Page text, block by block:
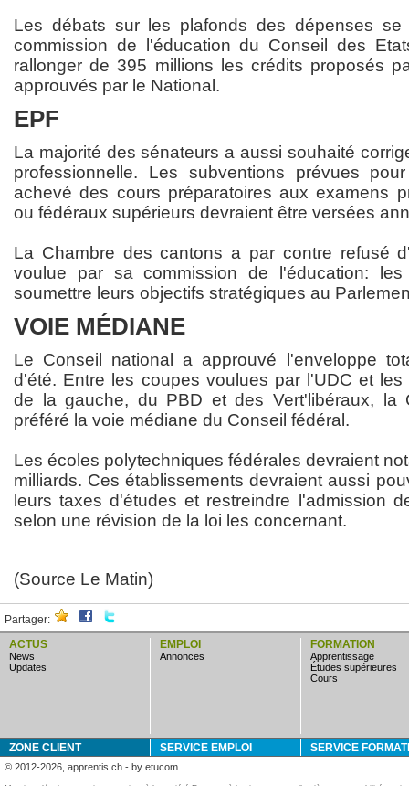
Les débats sur les plafonds des dépenses se
commission de l'éducation du Conseil des
rallonger de 395 millions les crédits proposés
approuvés par le National.
EPF
La majorité des sénateurs a aussi souhaité
professionnelle. Les subventions prévues
achevé des cours préparatoires aux examens
ou fédéraux supérieurs devraient être versées
La Chambre des cantons a par contre refusé
voulue par sa commission de l'éducation:
soumettre leurs objectifs stratégiques au
VOIE MÉDIANE
Le Conseil national a approuvé l'enveloppe
d'été. Entre les coupes voulues par l'UDC et
de la gauche, du PBD et des Vert'libéraux, la
préféré la voie médiane du Conseil fédéral.
Les écoles polytechniques fédérales devraient
milliards. Ces établissements devraient aussi
leurs taxes d'études et restreindre l'admission
selon une révision de la loi les concernant.
(Source Le Matin)
Partager:
ACTUS
news
updates
EMPLOI
annonces
FORMATION
apprentissage
études supérieures
cours
ZONE CLIENT SERVICE EMPLOI SERVICE
© 2012-2026, apprentis.ch - by etucom